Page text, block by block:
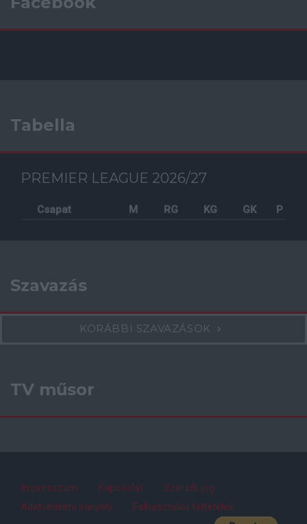
Tabella
PREMIER LEAGUE 2026/27
Csapat M RG KG GK P
Szavazás
KORÁBBI SZAVAZÁSOK
TV műsor
Impresszum Kapcsolat
Szerzői jog
Adatvédelmi irányelv
Felhasználói feltételek